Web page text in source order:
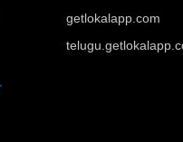
getlokalapp.com